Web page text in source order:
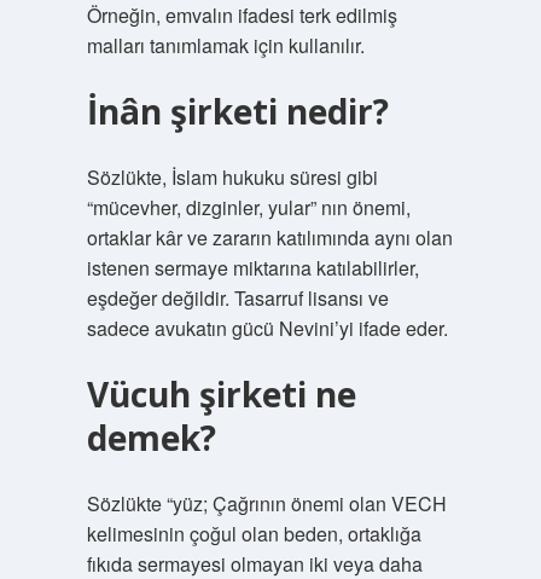
Örneğin, emvalın ifadesi terk edilmiş
malları tanımlamak için kullanılır.
İnân şirketi nedir?
Sözlükte, İslam hukuku süresi gibi
“mücevher, dizginler, yular” nın önemi,
ortaklar kâr ve zararın katılımında aynı olan
istenen sermaye miktarına katılabilirler,
eşdeğer değildir. Tasarruf lisansı ve
sadece avukatın gücü Nevini’yi ifade eder.
Vücuh şirketi ne
demek?
Sözlükte “yüz; Çağrının önemi olan VECH
kelimesinin çoğul olan beden, ortaklığa
fıkıda sermayesi olmayan iki veya daha